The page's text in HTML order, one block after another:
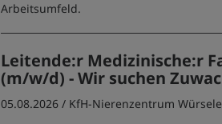
Arbeitsumfeld.
Leitende:r Medizinische:r
(m/w/d) - Wir suchen
05.08.2026 / KfH-Nierenzentrum